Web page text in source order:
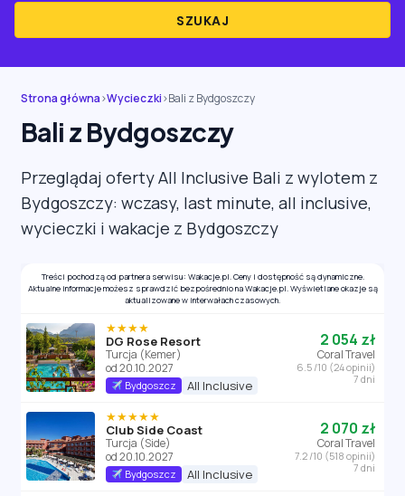
SZUKAJ
Strona główna›Wycieczki›Bali z Bydgoszczy
Bali z Bydgoszczy
Przeglądaj oferty All Inclusive Bali z wylotem z
Bydgoszczy: wczasy, last minute, all inclusive,
wycieczki i wakacje z Bydgoszczy
Treści pochodzą od partnera serwisu: Wakacje.pl. Ceny i dostępność są dynamiczne.
Aktualne informacje możesz sprawdzić bezpośrednio na Wakacje.pl. Wyświetlane okazje są
aktualizowane w interwałach czasowych.
★★★★
DG Rose Resort
Turcja (Kemer)
od 20.10.2027
Bydgoszcz All Inclusive
2 054 zł
Coral Travel
6.5 /10 (24 opinii)
7 dni
★★★★★
Club Side Coast
Turcja (Side)
od 20.10.2027
Bydgoszcz All Inclusive
2 070 zł
Coral Travel
7.2 /10 (518 opinii)
7 dni